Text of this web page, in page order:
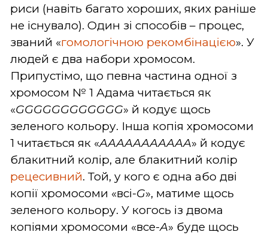
риси (навіть багато хороших, яких раніше
не існувало). Один зі способів – процес,
званий «гомологічною рекомбінацією». У
людей є два набори хромосом.
Припустімо, що певна частина одної з
хромосом № 1 Адама читається як
«GGGGGGGGGGGG» й кодує щось
зеленого кольору. Інша копія хромосоми
1 читається як «ААААААААААА» й кодує
блакитний колір, але блакитний колір
рецесивний. Той, у кого є одна або дві
копії хромосоми «всі-G», матиме щось
зеленого кольору. У когось із двома
копіями хромосоми «все-А» буде щось